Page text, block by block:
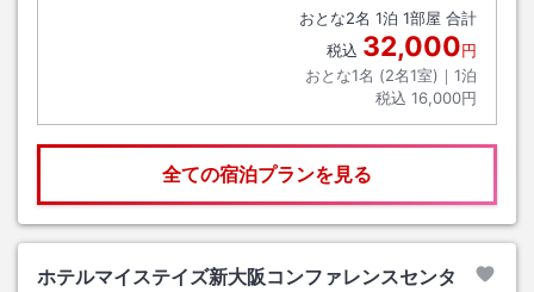
おとな2名 1泊 1部屋 合計
税込 32,000円
おとな1名 (2名1室)｜ 1泊
税込 16,000円
全ての宿泊プランを見る
ホテルマイステイズ新大阪コンファレンスセンタ